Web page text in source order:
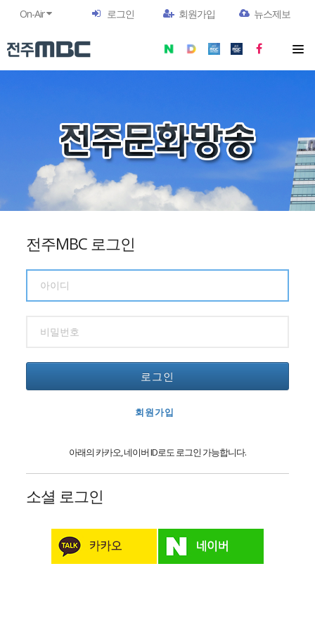
On-Air 로그인 회원가입 뉴스제보
전주MBC 로그인
로그인
회원가입
아래의 카카오, 네이버 ID로도 로그인 가능합니다.
소셜 로그인